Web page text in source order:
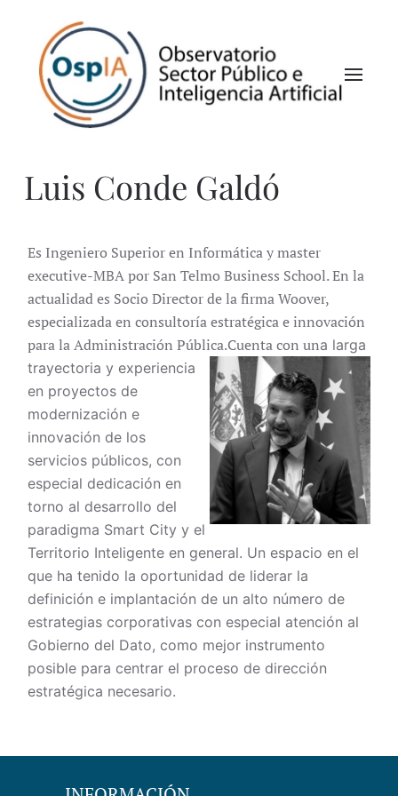
Luis Conde Galdó
Es Ingeniero Superior en Informática y master
executive-MBA por San Telmo Business School. En la
actualidad es Socio Director de la firma Woover,
especializada en consultoría estratégica e innovación
para la Administración Pública.Cuenta con una larga
trayectoria y experiencia
en proyectos de
modernización e
innovación de los
servicios públicos, con
especial dedicación en
torno al desarrollo del
paradigma Smart City y el
Territorio Inteligente en general. Un espacio en el
que ha tenido la oportunidad de liderar la
definición e implantación de un alto número de
estrategias corporativas con especial atención al
Gobierno del Dato, como mejor instrumento
posible para centrar el proceso de dirección
estratégica necesario.